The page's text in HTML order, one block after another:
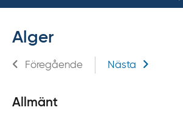
Alger
Relaterad information
Föregående Nästa
Allmänt